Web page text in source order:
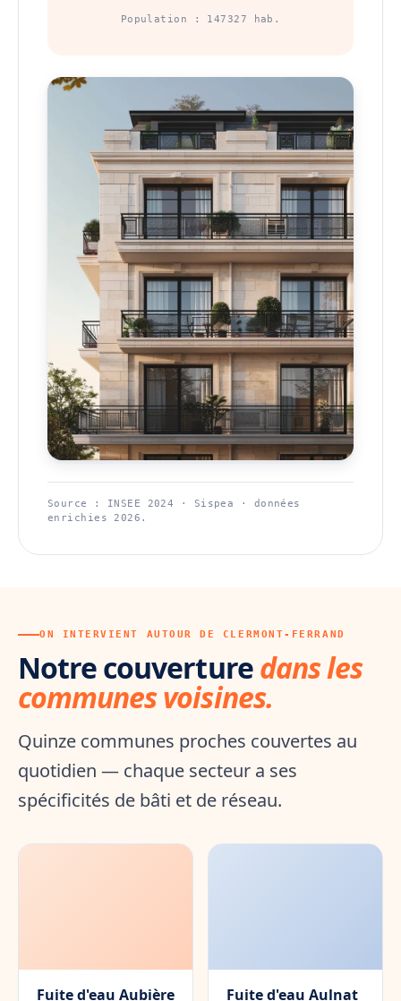
Population : 147327 hab.
Source : INSEE 2024 · Sispea · données
enrichies 2026.
ON INTERVIENT AUTOUR DE CLERMONT-FERRAND
Notre couverturedans les
communes voisines.
Quinze communes proches couvertes au
quotidien — chaque secteur a ses
spécificités de bâti et de réseau.
Fuite d'eau Aubière Fuite d'eau Aulnat